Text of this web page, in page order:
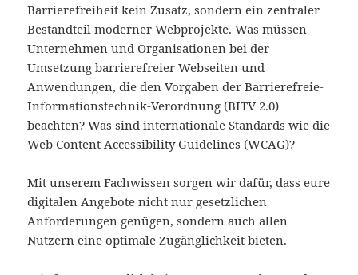
Barrierefreiheit kein Zusatz, sondern ein zentraler
Bestandteil moderner Webprojekte. Was müssen
Unternehmen und Organisationen bei der
Umsetzung barrierefreier Webseiten und
Anwendungen, die den Vorgaben der Barrierefreie-
Informationstechnik-Verordnung (BITV 2.0)
beachten? Was sind internationale Standards wie die
Web Content Accessibility Guidelines (WCAG)?
Mit unserem Fachwissen sorgen wir dafür, dass eure
digitalen Angebote nicht nur gesetzlichen
Anforderungen genügen, sondern auch allen
Nutzern eine optimale Zugänglichkeit bieten.